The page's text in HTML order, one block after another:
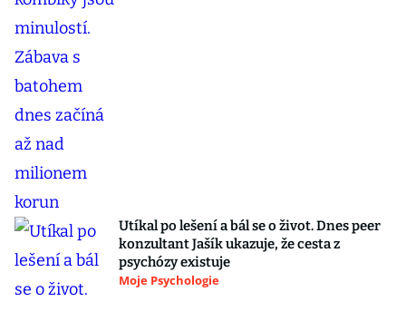
Utíkal po lešení a bál se o život. Dnes peer
konzultant Jašík ukazuje, že cesta z
psychózy existuje
Moje Psychologie